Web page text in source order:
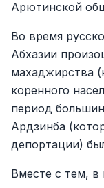
Арютинской
Во время
Абхазии
махаджирства
коренного
период
Ардзинба
депортации)
Вместе с тем, в